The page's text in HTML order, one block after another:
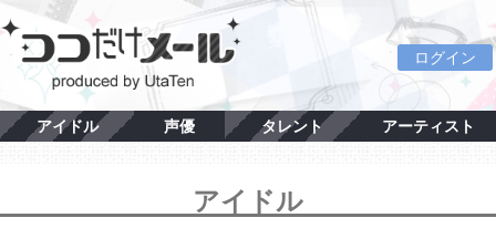
ログイン
アイドル 声優 タレント アーティスト
アイドル